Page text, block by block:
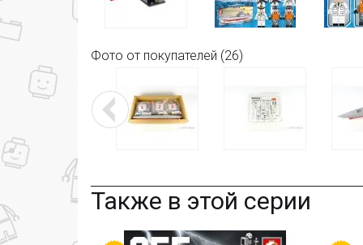
Фото от покупателей (26)
Также в этой серии